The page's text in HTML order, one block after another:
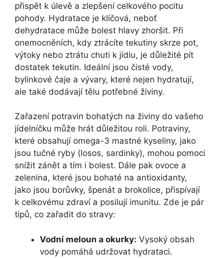
přispět k úlevě a zlepšení celkového pocitu
pohody. Hydratace je klíčová, neboť
dehydratace může bolest hlavy zhoršit. Při
onemocněních, kdy ztrácíte tekutiny skrze pot,
výtoky nebo ztrátu chuti k jídlu, je důležité pít
dostatek tekutin. Ideální jsou čisté vody,
bylinkové čaje a vývary, které nejen hydratují,
ale také dodávají tělu potřebné živiny.
Zařazení potravin bohatých na živiny do vašeho
jídelníčku může hrát důležitou roli. Potraviny,
které obsahují omega-3 mastné kyseliny, jako
jsou tučné ryby (losos, sardinky), mohou pomoci
snížit zánět a tím i bolest. Dále pak ovoce a
zelenina, které jsou bohaté na antioxidanty,
jako jsou borůvky, špenát a brokolice, přispívají
k celkovému zdraví a posilují imunitu. Zde je pár
tipů, co zařadit do stravy:
Vodní meloun a okurky: Vysoký obsah
vody pomáhá udržovat hydrataci.